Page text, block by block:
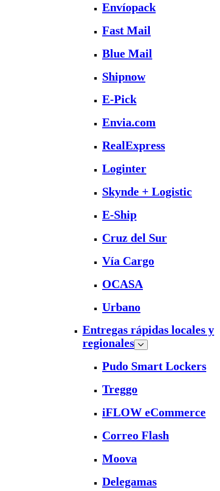
Envíopack
Fast Mail
Blue Mail
Shipnow
E-Pick
Envia.com
RealExpress
Loginter
Skynde + Logistic
E-Ship
Cruz del Sur
Vía Cargo
OCASA
Urbano
Entregas rápidas locales y
regionales
Pudo Smart Lockers
Treggo
iFLOW eCommerce
Correo Flash
Moova
Delegamas